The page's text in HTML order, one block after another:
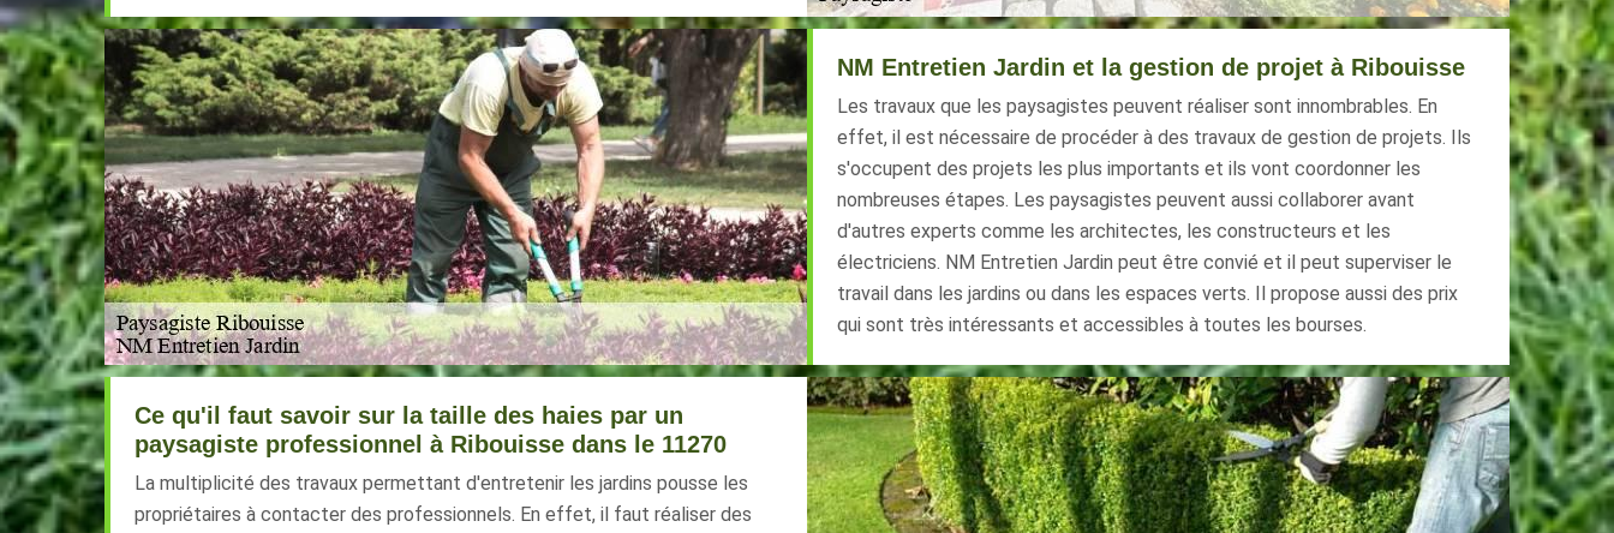
NM Entretien Jardin et la gestion de projet à Ribouisse
Les travaux que les paysagistes peuvent réaliser sont innombrables. En
effet, il est nécessaire de procéder à des travaux de gestion de projets. Ils
s'occupent des projets les plus importants et ils vont coordonner les
nombreuses étapes. Les paysagistes peuvent aussi collaborer avant
d'autres experts comme les architectes, les constructeurs et les
électriciens. NM Entretien Jardin peut être convié et il peut superviser le
travail dans les jardins ou dans les espaces verts. Il propose aussi des prix
qui sont très intéressants et accessibles à toutes les bourses.
Ce qu'il faut savoir sur la taille des haies par un
paysagiste professionnel à Ribouisse dans le 11270
La multiplicité des travaux permettant d'entretenir les jardins pousse les
propriétaires à contacter des professionnels. En effet, il faut réaliser des